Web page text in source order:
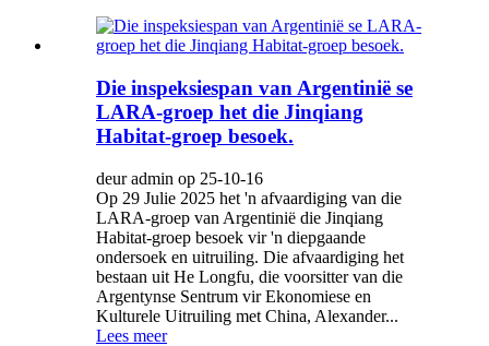
Die inspeksiespan van Argentinië se
LARA-groep het die Jinqiang
Habitat-groep besoek.
deur admin op 25-10-16
Op 29 Julie 2025 het 'n afvaardiging van die
LARA-groep van Argentinië die Jinqiang
Habitat-groep besoek vir 'n diepgaande
ondersoek en uitruiling. Die afvaardiging het
bestaan ​​uit He Longfu, die voorsitter van die
Argentynse Sentrum vir Ekonomiese en
Kulturele Uitruiling met China, Alexander...
Lees meer